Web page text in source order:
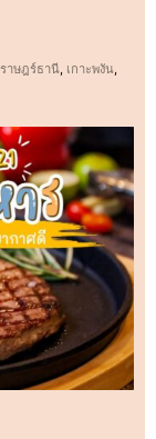
าษฎร์ธานี เกาะพงัน